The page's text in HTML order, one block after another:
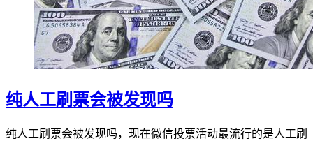
纯人工刷票会被发现吗
纯人工刷票会被发现吗，现在微信投票活动最流行的是人工刷